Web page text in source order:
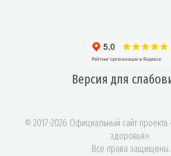
Версия для
© 2017-2026 Официальный сайт
здоровья».
Все права защищены.